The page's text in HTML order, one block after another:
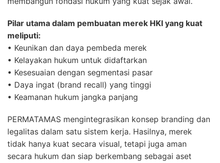
Pilar utama dalam pembuatan merek HKI yang kuat
meliputi:
• Keunikan dan daya pembeda merek
• Kelayakan hukum untuk didaftarkan
• Kesesuaian dengan segmentasi pasar
• Daya ingat (brand recall) yang tinggi
• Keamanan hukum jangka panjang
PERMATAMAS mengintegrasikan konsep branding dan
legalitas dalam satu sistem kerja. Hasilnya, merek
tidak hanya kuat secara visual, tetapi juga aman
secara hukum dan siap berkembang sebagai aset